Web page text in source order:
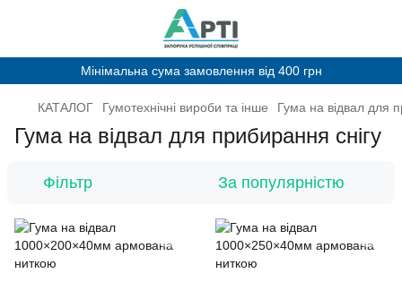
Мінімальна сума замовлення від 400 грн
КАТАЛОГ Гумотехнічні вироби та інше Гума на відвал для
Гума на відвал для прибирання снігу
Фільтр За популярністю